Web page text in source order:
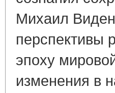
Михаил
перспективы
эпоху
изменения в